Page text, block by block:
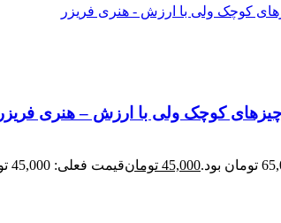
کوچک ولی با ارزش – هنری فریزر
45,000 تومانقیمت فعلی: 45,000 تومان.